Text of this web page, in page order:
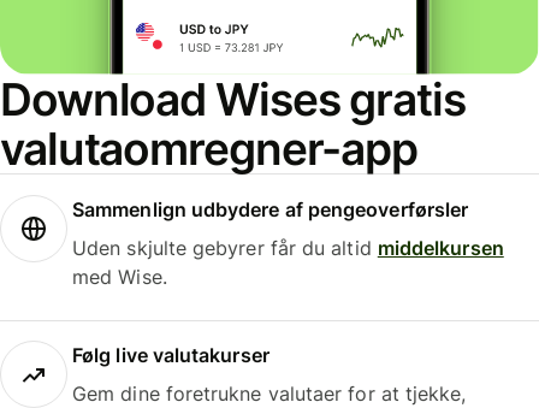
Download Wises gratis
valutaomregner-app
Sammenlign udbydere af pengeoverførsler
Uden skjulte gebyrer får du altid middelkursen
med Wise.
Følg live valutakurser
Gem dine foretrukne valutaer for at tjekke,